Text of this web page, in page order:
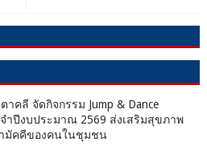
าคลี จัดกิจกรรม Jump & Dance
จำปีงบประมาณ 2569 ส่งเสริมสุขภาพ
มัคคีของคนในชุมชน